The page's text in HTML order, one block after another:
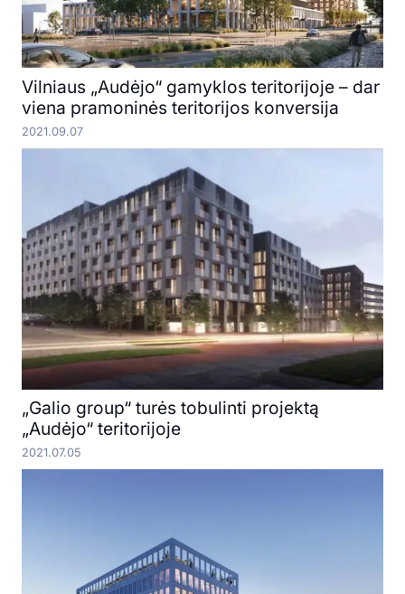
Vilniaus „Audėjo“ gamyklos teritorijoje – dar
viena pramoninės teritorijos konversija
2021.09.07
„Galio group“ turės tobulinti projektą
„Audėjo“ teritorijoje
2021.07.05